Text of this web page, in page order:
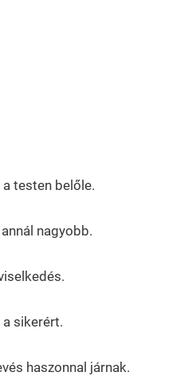
testen belőle.
nagyobb.
sikerért.
haszonnal járnak.